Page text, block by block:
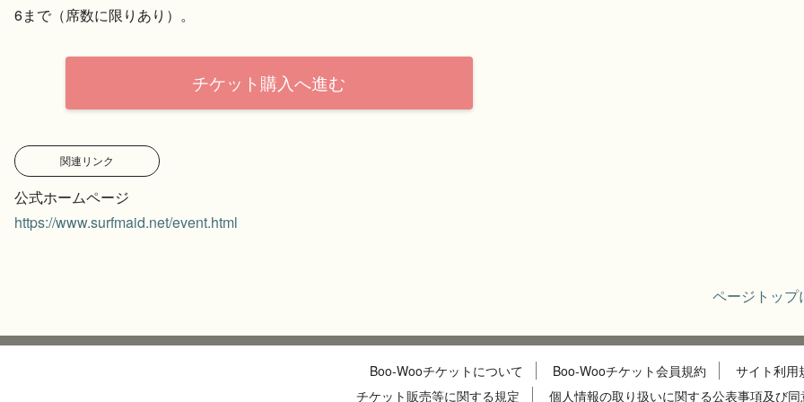
6まで（席数に限りあり）。
チケット購入へ進む
関連リンク
公式ホームページ
https://www.surfmaid.net/event.html
ページトップ
Boo-Wooチケットについて Boo-Wooチケット会員規約
サイト利用
チケット販売等に関する規定
個人情報の取り扱いに関する公表事項及び同